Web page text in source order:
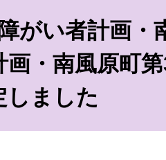
がい者計画・
・南風原町
しました